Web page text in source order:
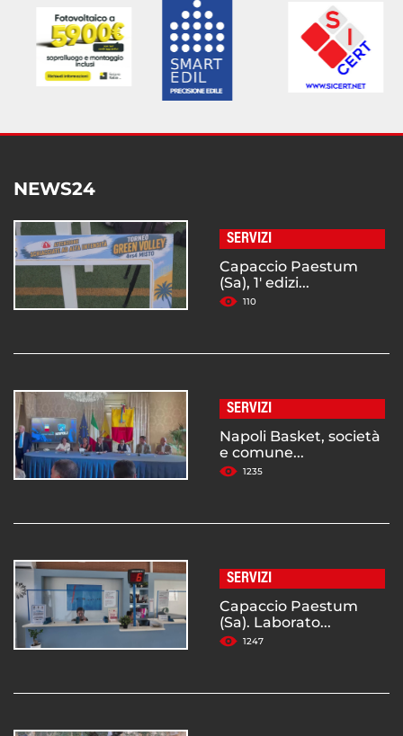
NEWS24
SERVIZI
Capaccio Paestum
(Sa), 1' edizi...
110
SERVIZI
Napoli Basket, società
e comune...
1235
SERVIZI
Capaccio Paestum
(Sa). Laborato...
1247